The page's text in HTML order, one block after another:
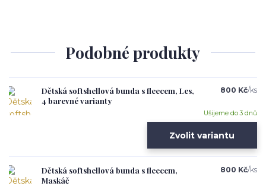
Podobné produkty
Dětská softshellová bunda s fleecem, Les,
4 barevné varianty
800 Kč/ks
Ušijeme do 3 dnů
Zvolit variantu
Dětská softshellová bunda s fleecem,
Maskáč
800 Kč/ks